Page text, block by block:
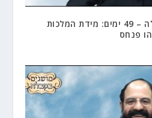
ספירת העומר לפי הקבלה – 49 ימים: מידת המלכות
פנחס